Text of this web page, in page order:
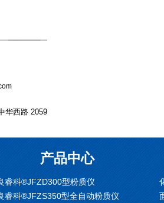
西路 2059
产品中心
睿科®JFZD300型粉质仪
睿科®JFZS350型全自动粉质仪